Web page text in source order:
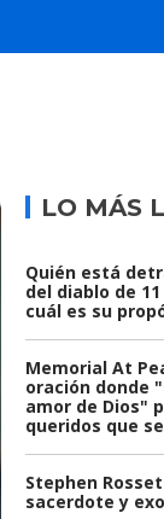
LO MÁS
Quién está
del diablo de
cuál es su
Memorial At
oración donde
amor de Dios"
queridos que
Stephen
sacerdote y